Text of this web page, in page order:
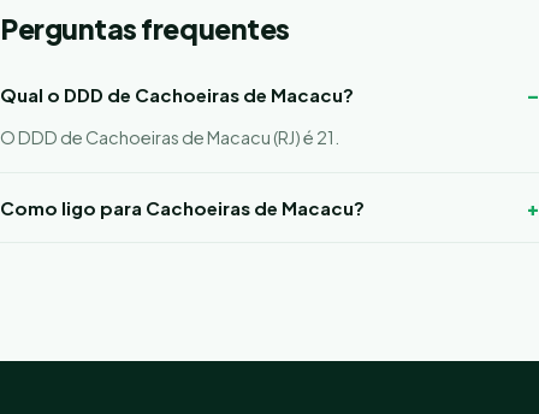
Perguntas frequentes
Qual o DDD de Cachoeiras de Macacu?
O DDD de Cachoeiras de Macacu (RJ) é 21.
Como ligo para Cachoeiras de Macacu?